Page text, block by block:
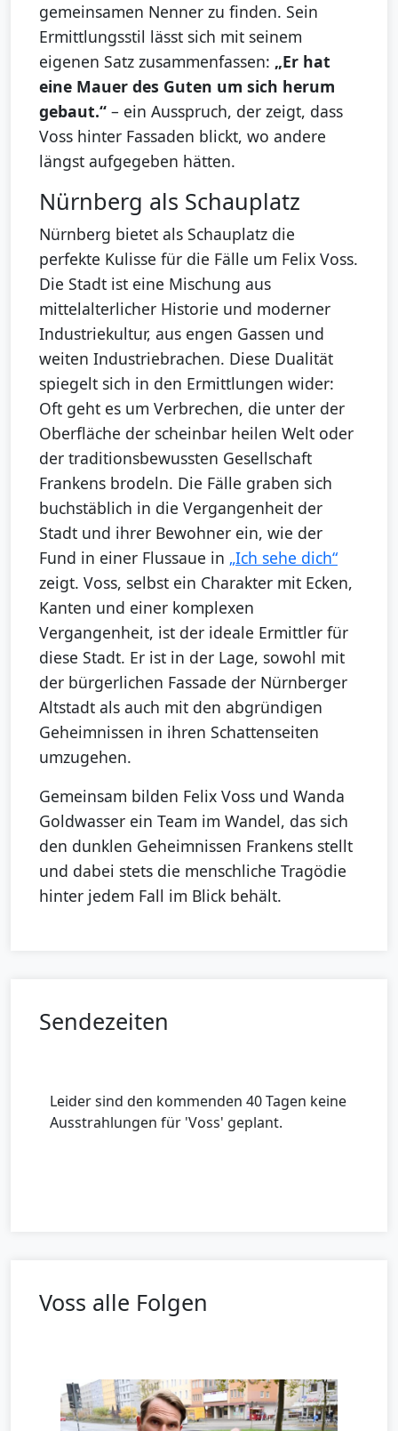
gemeinsamen Nenner zu finden. Sein
Ermittlungsstil lässt sich mit seinem
eigenen Satz zusammenfassen: „Er hat
eine Mauer des Guten um sich herum
gebaut.“ – ein Ausspruch, der zeigt, dass
Voss hinter Fassaden blickt, wo andere
längst aufgegeben hätten.
Nürnberg als Schauplatz
Nürnberg bietet als Schauplatz die
perfekte Kulisse für die Fälle um Felix Voss.
Die Stadt ist eine Mischung aus
mittelalterlicher Historie und moderner
Industriekultur, aus engen Gassen und
weiten Industriebrachen. Diese Dualität
spiegelt sich in den Ermittlungen wider:
Oft geht es um Verbrechen, die unter der
Oberfläche der scheinbar heilen Welt oder
der traditionsbewussten Gesellschaft
Frankens brodeln. Die Fälle graben sich
buchstäblich in die Vergangenheit der
Stadt und ihrer Bewohner ein, wie der
Fund in einer Flussaue in „Ich sehe dich“
zeigt. Voss, selbst ein Charakter mit Ecken,
Kanten und einer komplexen
Vergangenheit, ist der ideale Ermittler für
diese Stadt. Er ist in der Lage, sowohl mit
der bürgerlichen Fassade der Nürnberger
Altstadt als auch mit den abgründigen
Geheimnissen in ihren Schattenseiten
umzugehen.
Gemeinsam bilden Felix Voss und Wanda
Goldwasser ein Team im Wandel, das sich
den dunklen Geheimnissen Frankens stellt
und dabei stets die menschliche Tragödie
hinter jedem Fall im Blick behält.
Sendezeiten
Leider sind den kommenden 40 Tagen keine
Ausstrahlungen für 'Voss' geplant.
Voss alle Folgen